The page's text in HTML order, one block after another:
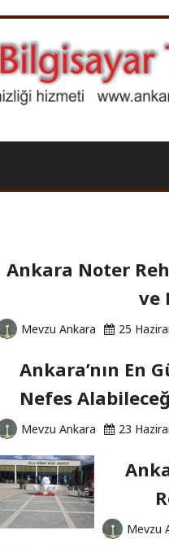
Ankara Noter
ve
Mevzu Ankara 25
Ankara’nın En
Nefes
Mevzu Ankara 23
Mevzu